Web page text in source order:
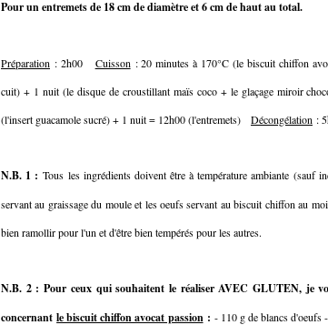
Pour un entremets de 18 cm de diamètre et 6 cm de haut au total.
Préparation : 2h00 Cuisson : 20 minutes à 170°C (le biscuit chiffon
cuit) + 1 nuit (le disque de croustillant maïs coco + le glaçage miroir
(l'insert guacamole sucré) + 1 nuit = 12h00 (l'entremets) Décongélation :
N.B. 1 :Tous les ingrédients doivent être à température ambiante (sauf
servant au graissage du moule et les oeufs servant au biscuit chiffon au
bien ramollir pour l'un et d'être bien tempérés pour les autres.
N.B. 2 : Pour ceux qui souhaitent le réaliser AVEC GLUTEN, je
concernantle biscuit chiffon avocat passion: - 110 g de blancs d'oeufs